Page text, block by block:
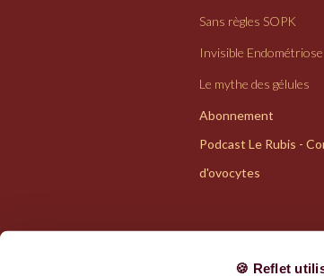
🍪 Reflet
Sans règles SOPK
Invisible Endométriose
Le mythe des gélules
Abonnement
Podcast Le Rubis -
d'ovocytes